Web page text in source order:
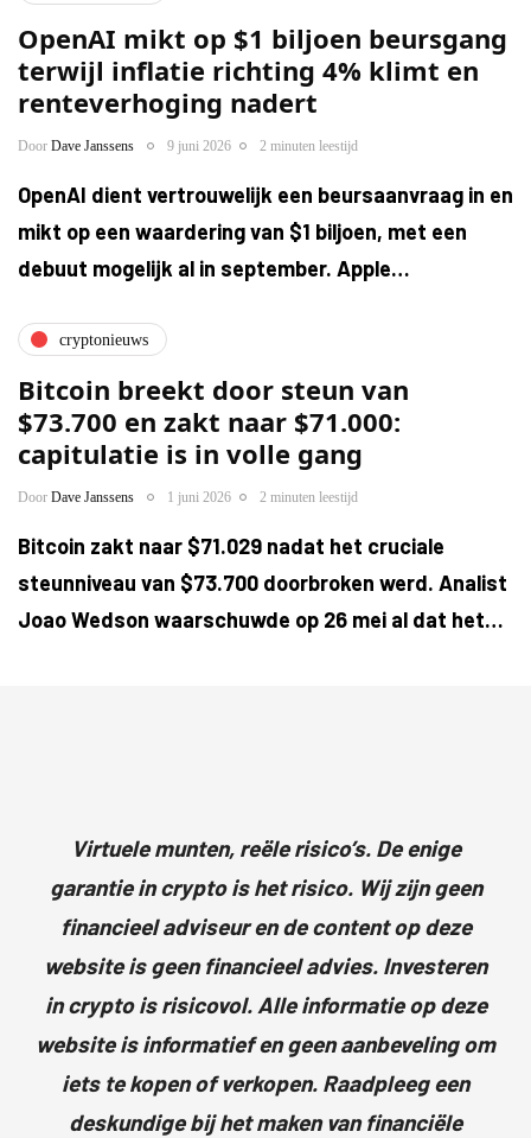
OpenAI mikt op $1 biljoen beursgang
terwijl inflatie richting 4% klimt en
renteverhoging nadert
Door Dave Janssens 9 juni 2026 2 minuten leestijd
OpenAI dient vertrouwelijk een beursaanvraag in en
mikt op een waardering van $1 biljoen, met een
debuut mogelijk al in september. Apple…
cryptonieuws
Bitcoin breekt door steun van
$73.700 en zakt naar $71.000:
capitulatie is in volle gang
Door Dave Janssens 1 juni 2026 2 minuten leestijd
Bitcoin zakt naar $71.029 nadat het cruciale
steunniveau van $73.700 doorbroken werd. Analist
Joao Wedson waarschuwde op 26 mei al dat het…
Virtuele munten, reële risico’s. De enige
garantie in crypto is het risico. Wij zijn geen
financieel adviseur en de content op deze
website is geen financieel advies. Investeren
in crypto is risicovol. Alle informatie op deze
website is informatief en geen aanbeveling om
iets te kopen of verkopen. Raadpleeg een
deskundige bij het maken van financiële